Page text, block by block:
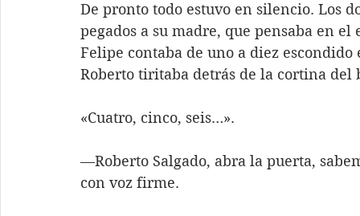
De pronto todo estuvo en silencio. Los
pegados a su madre, que pensaba en
Felipe contaba de uno a diez
Roberto tiritaba detrás de la cortina del
«Cuatro, cinco, seis…».
—Roberto Salgado, abra la puerta,
con voz firme.